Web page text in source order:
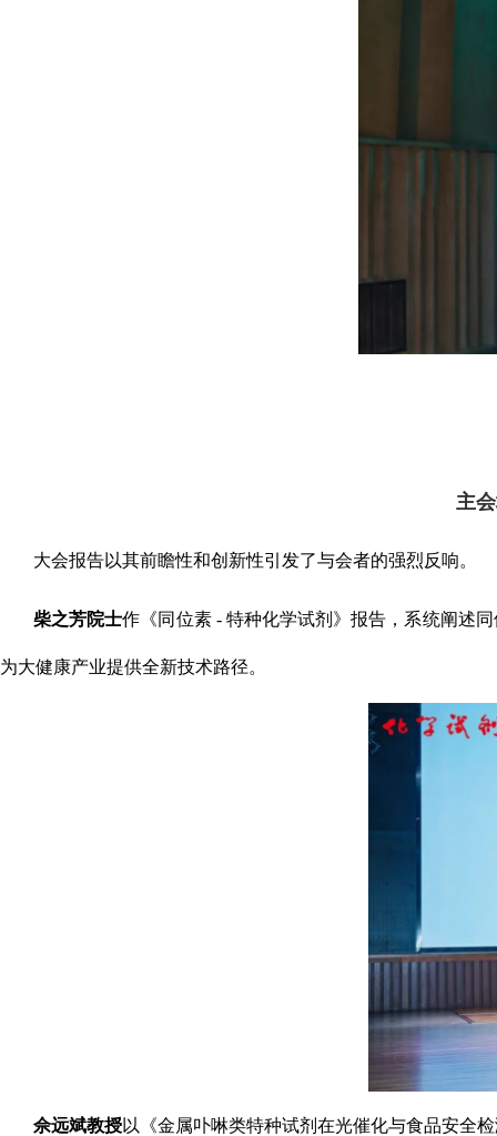
主
大会报告以其前瞻性和创新性引发了与会者的强烈反响。
柴之芳院士作《同位素- 特种化学试剂》报告，系统阐述
为大健康产业提供全新技术路径。
佘远斌教授以《金属卟啉类特种试剂在光催化与食品安全